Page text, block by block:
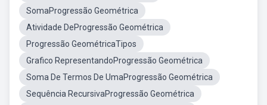
SomaProgressão Geométrica
Atividade DeProgressão Geométrica
Progressão GeométricaTipos
Grafico RepresentandoProgressão Geométrica
Soma De Termos De UmaProgressão Geométrica
Sequência RecursivaProgressão Geométrica